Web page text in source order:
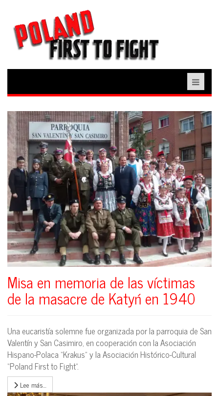
Misa en memoria de las víctimas
de la masacre de Katyń en 1940
Una eucaristía solemne fue organizada por la parroquia de San
Valentín y San Casimiro, en cooperación con la Asociación
Hispano-Polaca “Krakus” y la Asociación Histórico-Cultural
“Poland First to Fight”.
Lee más…